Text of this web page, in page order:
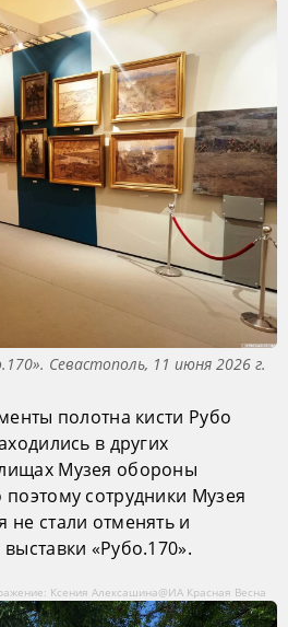
Севастополь, 11 июня 2026 г.
полотна кисти Рубо
в других
Музея обороны
сотрудники Музея
стали отменять и
«Рубо.170».
Ксения Алексашина@ИА Красная Весна